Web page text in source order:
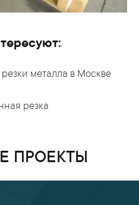
металла в Москве
резка
ПРОЕКТЫ